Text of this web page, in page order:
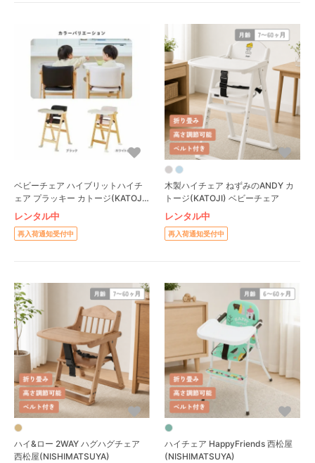
ベビーチェア ハイブリットハイチ
ェア プラッキー カトージ(KATOJI)
ベビーチェア
レンタル中
再入荷通知受付中
木製ハイチェア ねずみのANDY カ
トージ(KATOJI) ベビーチェア
レンタル中
再入荷通知受付中
ハイ&ロー 2WAY ハグハグチェア
西松屋(NISHIMATSUYA)
ハイチェア HappyFriends 西松屋
(NISHIMATSUYA)